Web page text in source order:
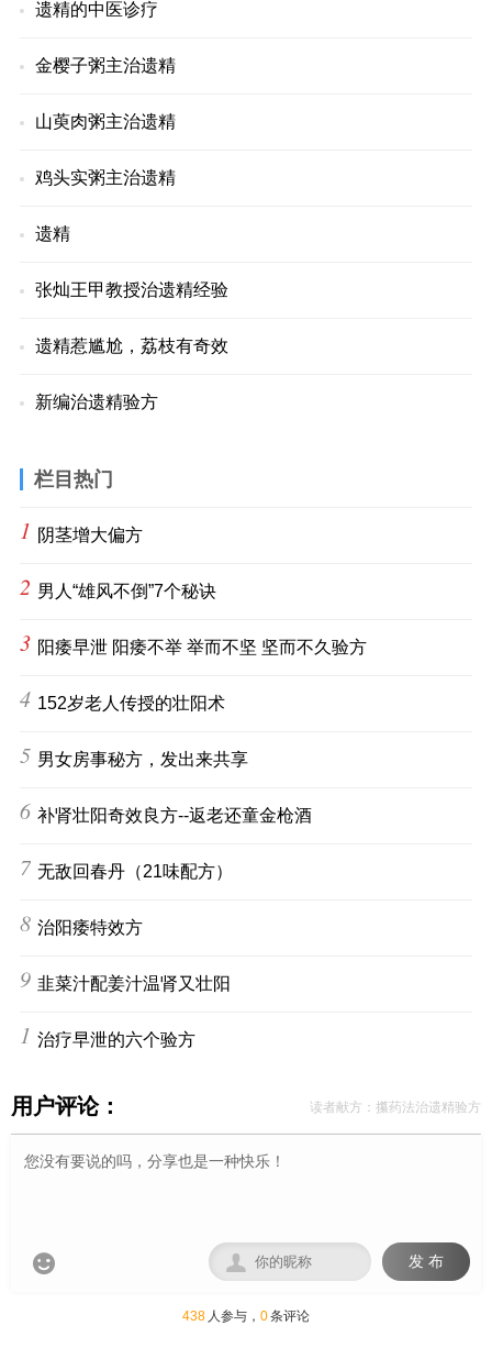
遗精的中医诊疗
金樱子粥主治遗精
山萸肉粥主治遗精
鸡头实粥主治遗精
遗精
张灿王甲教授治遗精经验
遗精惹尴尬，荔枝有奇效
新编治遗精验方
栏目热门
1 阴茎增大偏方
2 男人“雄风不倒”7个秘诀
3 阳痿早泄 阳痿不举 举而不坚 坚而不久验方
4 152岁老人传授的壮阳术
5 男女房事秘方，发出来共享
6 补肾壮阳奇效良方--返老还童金枪酒
7 无敌回春丹（21味配方）
8 治阳痿特效方
9 韭菜汁配姜汁温肾又壮阳
10治疗早泄的六个验方
用户评论： 读者献方：攥药法治遗精验方
 发 布

438 人参与， 0条评论